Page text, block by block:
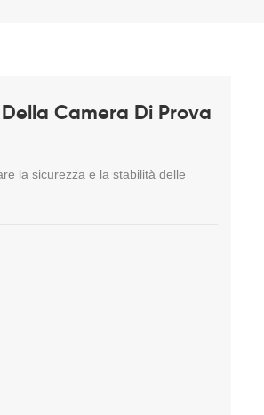
Camera Di Prova
la sicurezza e la stabilità delle